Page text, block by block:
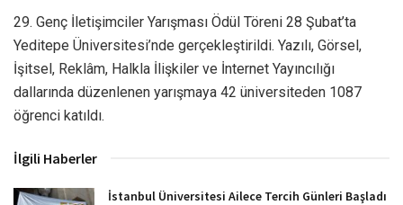
29. Genç İletişimciler Yarışması Ödül Töreni 28 Şubat’ta
Yeditepe Üniversitesi’nde gerçekleştirildi. Yazılı, Görsel,
İşitsel, Reklâm, Halkla İlişkiler ve İnternet Yayıncılığı
dallarında düzenlenen yarışmaya 42 üniversiteden 1087
öğrenci katıldı.
İlgili Haberler
İstanbul Üniversitesi Ailece Tercih Günleri Başladı